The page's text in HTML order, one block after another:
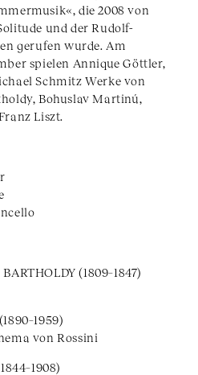
die 2008 von
und der Rudolf-
gerufen wurde. Am
spielen Annique Göttler,
Schmitz Werke von
Bohuslav Martinú,
Liszt.
(1809–1847)
von Rossini